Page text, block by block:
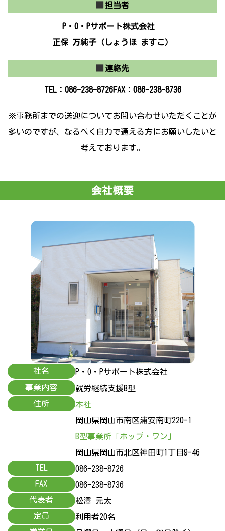
担当者
P・O・Pサポート株式会社
正保 万純子（しょうほ ますこ）
連絡先
TEL：086-238-8726FAX：086-238-8736
※事務所までの送迎についてお問い合わせいただくことが
多いのですが、なるべく自力で通える方にお願いしたいと
考えております。
会社概要
社名
P・O・Pサポート株式会社
事業内容
就労継続支援B型
住所
本社
岡山県岡山市南区浦安南町220-1
B型事業所「ホップ・ワン」
岡山県岡山市北区神田町1丁目9-46
TEL
086-238-8726
FAX
086-238-8736
代表者
松澤 元太
定員
利用者20名